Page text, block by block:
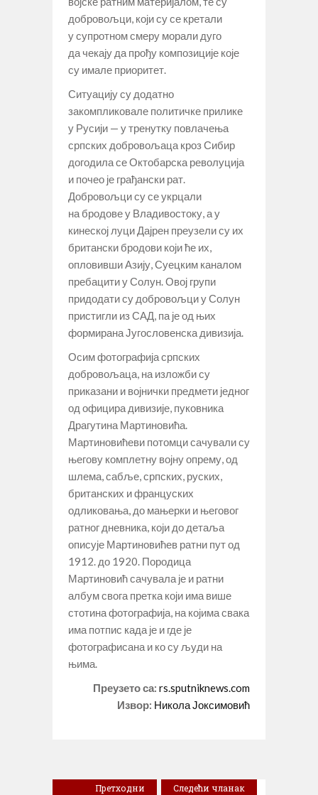
добровољци, који су се кретали
у супротном смеру морали дуго
да чекају да прођу композиције које
су имале приоритет.
Ситуацију су додатно
закомпликовале политичке прилике
у Русији — у тренутку повлачења
српских добровољаца кроз Сибир
догодила се Октобарска револуција
и почео је грађански рат.
Добровољци су се укрцали
на бродове у Владивостоку, а у
кинеској луци Дајрен преузели су их
британски бродови који ће их,
опловивши Азију, Суецким каналом
пребацити у Солун. Овој групи
придодати су добровољци у Солун
пристигли из САД, па је од њих
формирана Југословенска дивизија.
Осим фотографија српских
добровољаца, на изложби су
приказани и војнички предмети једног
од официра дивизије, пуковника
Драгутина Мартиновића.
Мартиновићеви потомци сачували су
његову комплетну војну опрему, од
шлема, сабље, српских, руских,
британских и француских
одликовања, до мањерки и његовог
ратног дневника, који до детаља
описује Мартиновићев ратни пут од
1912. до 1920. Породица
Мартиновић сачувала је и ратни
албум свога претка који има више
стотина фотографија, на којима свака
има потпис када је и где је
фотографисана и ко су људи на
њима.
Преузето са: rs.sputniknews.com
Извор: Никола Јоксимовић
Претходни
Следећи чланак